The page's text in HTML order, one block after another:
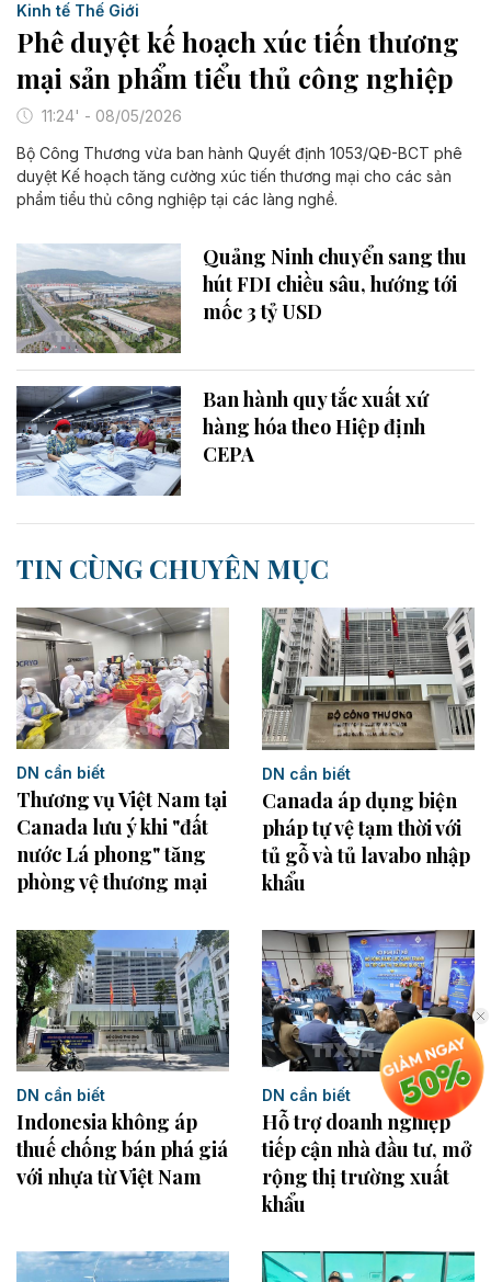
Kinh tế Thế Giới
Phê duyệt kế hoạch xúc tiến thương
mại sản phẩm tiểu thủ công nghiệp
11:24' - 08/05/2026
Bộ Công Thương vừa ban hành Quyết định 1053/QĐ-BCT phê
duyệt Kế hoạch tăng cường xúc tiến thương mại cho các sản
phẩm tiểu thủ công nghiệp tại các làng nghề.
Quảng Ninh chuyển sang thu
hút FDI chiều sâu, hướng tới
mốc 3 tỷ USD
Ban hành quy tắc xuất xứ
hàng hóa theo Hiệp định
CEPA
TIN CÙNG CHUYÊN MỤC
DN cần biết
Thương vụ Việt Nam tại
Canada lưu ý khi "đất
nước Lá phong" tăng
phòng vệ thương mại
DN cần biết
Canada áp dụng biện
pháp tự vệ tạm thời với
tủ gỗ và tủ lavabo nhập
khẩu
DN cần biết
Indonesia không áp
thuế chống bán phá giá
với nhựa từ Việt Nam
DN cần biết
Hỗ trợ doanh nghiệp
tiếp cận nhà đầu tư, mở
rộng thị trường xuất
khẩu